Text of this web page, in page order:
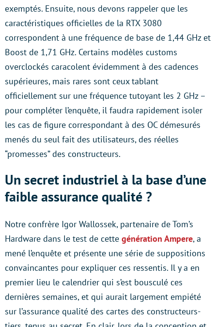
exemptés. Ensuite, nous devons rappeler que les
caractéristiques officielles de la RTX 3080
correspondent à une fréquence de base de 1,44 GHz et
Boost de 1,71 GHz. Certains modèles customs
overclockés caracolent évidemment à des cadences
supérieures, mais rares sont ceux tablant
officiellement sur une fréquence tutoyant les 2 GHz –
pour compléter l’enquête, il faudra rapidement isoler
les cas de figure correspondant à des OC démesurés
menés du seul fait des utilisateurs, des réelles
“promesses” des constructeurs.
Un secret industriel à la base d’une
faible assurance qualité ?
Notre confrère Igor Wallossek, partenaire de Tom’s
Hardware dans le test de cette génération Ampere, a
mené l’enquête et présente une série de suppositions
convaincantes pour expliquer ces ressentis. Il y a en
premier lieu le calendrier qui s’est bousculé ces
dernières semaines, et qui aurait largement empiété
sur l’assurance qualité des cartes des constructeurs-